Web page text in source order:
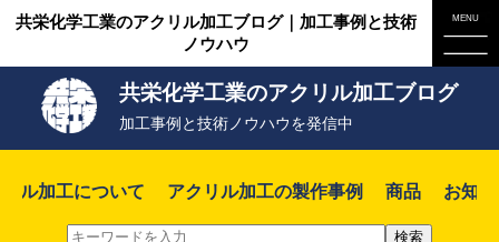
共栄化学工業のアクリル加工ブログ
加工事例と技術ノウハウを発信中
ル加工について アクリル加工の製作事例 商品 お知
共栄化学工業のアクリル加工ブログ｜加工事例と技術
ノウハウ